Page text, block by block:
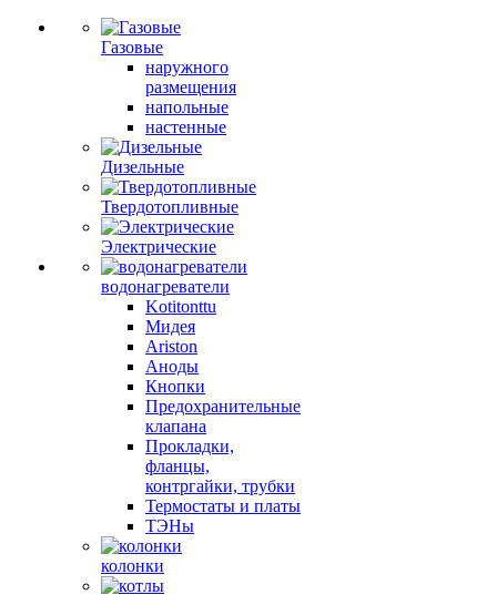
Газовые
наружного
размещения
напольные
настенные
Дизельные
Твердотопливные
Электрические
водонагреватели
Kotitonttu
Мидея
Ariston
Аноды
Кнопки
Предохранительные
клапана
Прокладки,
фланцы,
контргайки, трубки
Термостаты и платы
ТЭНы
колонки